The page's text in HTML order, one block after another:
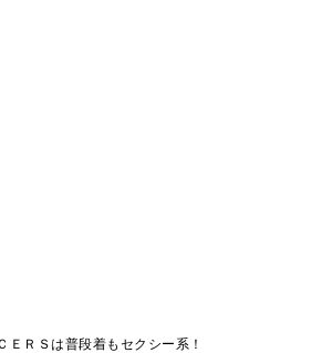
ＲＳは普段着もセクシー系！